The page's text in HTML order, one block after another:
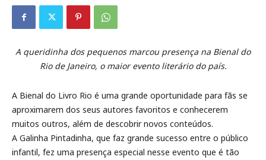
A queridinha dos pequenos marcou presença na Bienal do
Rio de Janeiro, o maior evento literário do país.
A Bienal do Livro Rio é uma grande oportunidade para fãs se
aproximarem dos seus autores favoritos e conhecerem
muitos outros, além de descobrir novos conteúdos.
A Galinha Pintadinha, que faz grande sucesso entre o público
infantil, fez uma presença especial nesse evento que é tão